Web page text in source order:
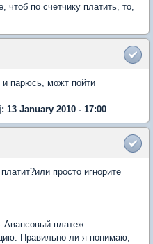
по счетчику платить, то,
и парюсь, можт пойти
January 2010 - 17:00
просто игнорите
Авансовый платеж
Правильно ли я понимаю,